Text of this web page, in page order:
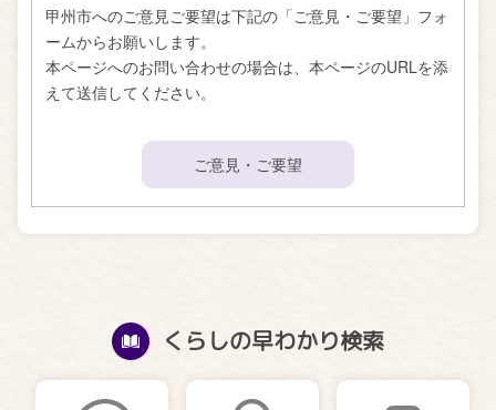
甲州市へのご意見ご要望は下記の「ご意見・ご要望」フォ
ームからお願いします。
本ページへのお問い合わせの場合は、本ページのURLを添
えて送信してください。
ご意見・ご要望
くらしの早わかり検索